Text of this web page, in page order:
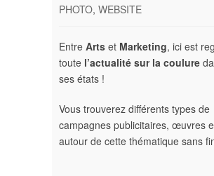
PHOTO, WEBSITE
Entre Arts et Marketing, ici est
toute l’actualité sur la coulure
ses états !
Vous trouverez différents types de
campagnes publicitaires, œuvres
autour de cette thématique sans